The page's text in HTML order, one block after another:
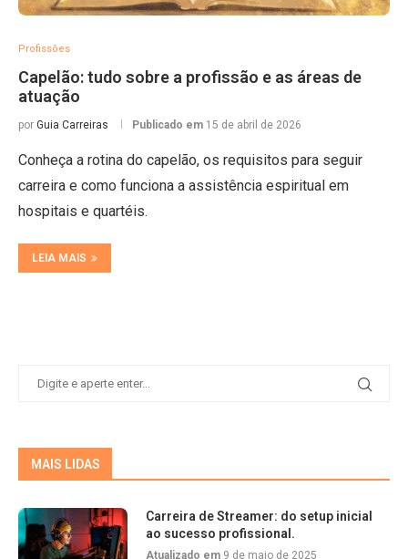
Profissões
Capelão: tudo sobre a profissão e as áreas de
atuação
por Guia Carreiras Publicado em 15 de abril de 2026
Conheça a rotina do capelão, os requisitos para seguir
carreira e como funciona a assistência espiritual em
hospitais e quartéis.
LEIA MAIS
MAIS LIDAS
Carreira de Streamer: do setup inicial
ao sucesso profissional.
Atualizado em 9 de maio de 2025